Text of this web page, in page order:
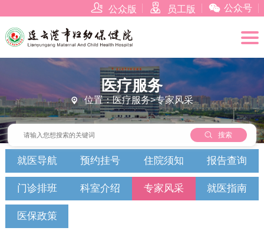
 公众版  员工版  公众号
 搜索
医疗服务
 位置：医疗服务>专家风采
就医导航 预约挂号 住院须知 报告查询
门诊排班 科室介绍 专家风采 就医指南
医保政策